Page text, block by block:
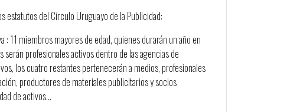
estatutos del Círculo Uruguayo de la Publicidad:
: 11 miembros mayores de edad, quienes durarán un año en
serán profesionales activos dentro de las agencias de
los cuatro restantes pertenecerán a medios, profesionales
productores de materiales publicitarios y socios
de activos…